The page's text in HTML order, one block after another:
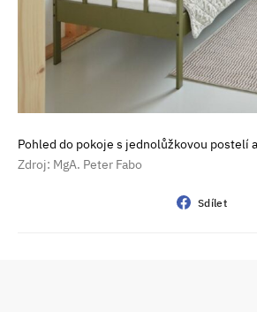
Pohled do pokoje s jednolůžkovou postelí
Zdroj: MgA. Peter Fabo
Sdílet